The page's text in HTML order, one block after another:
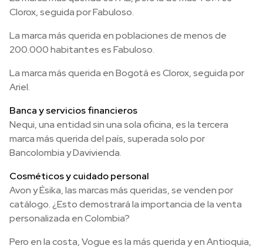
Clorox, seguida por Fabuloso.
La marca más querida en poblaciones de menos de
200.000 habitantes es Fabuloso.
La marca más querida en Bogotá es Clorox, seguida por
Ariel.
Banca y servicios financieros
Nequi, una entidad sin una sola oficina, es la tercera
marca más querida del país, superada solo por
Bancolombia y Davivienda.
Cosméticos y cuidado personal
Avon y Ésika, las marcas más queridas, se venden por
catálogo. ¿Esto demostrará la importancia de la venta
personalizada en Colombia?
Pero en la costa, Vogue es la más querida y en Antioquia,